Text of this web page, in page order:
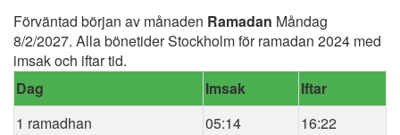
Förväntad början av månaden Ramadan Måndag
8/2/2027. Alla bönetider Stockholm för ramadan 2024 med
imsak och iftar tid.
Dag
Imsak
Iftar
1 ramadhan
05:14
16:22